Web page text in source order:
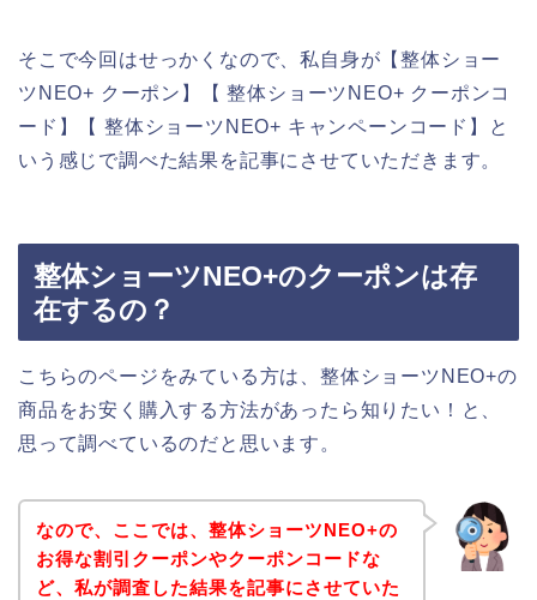
そこで今回はせっかくなので、私自身が【整体ショー
ツNEO+ クーポン】【 整体ショーツNEO+ クーポンコ
ード】【 整体ショーツNEO+ キャンペーンコード】と
いう感じで調べた結果を記事にさせていただきます。
整体ショーツNEO+のクーポンは存
在するの？
こちらのページをみている方は、整体ショーツNEO+の
商品をお安く購入する方法があったら知りたい！と、
思って調べているのだと思います。
なので、ここでは、整体ショーツNEO+の
お得な割引クーポンやクーポンコードな
ど、私が調査した結果を記事にさせていた